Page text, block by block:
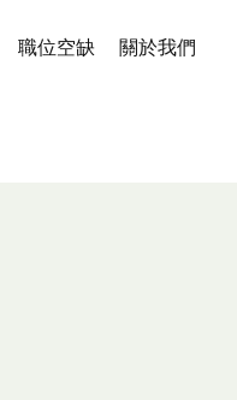
職位空缺 關於我們